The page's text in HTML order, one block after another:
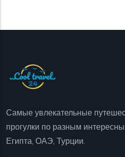
Самые увлекательные
прогулки по разным
Египта, ОАЭ, Турции.